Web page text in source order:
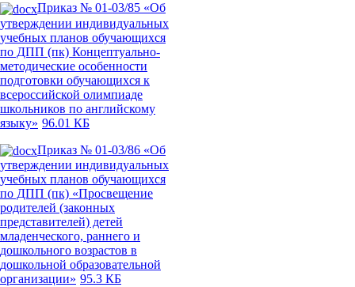
Приказ № 01-03/85 «Об
утверждении индивидуальных
учебных планов обучающихся
по ДПП (пк) Концептуально-
методические особенности
подготовки обучающихся к
всероссийской олимпиаде
школьников по английскому
языку» 96.01 КБ
Приказ № 01-03/86 «Об
утверждении индивидуальных
учебных планов обучающихся
по ДПП (пк) «Просвещение
родителей (законных
представителей) детей
младенческого, раннего и
дошкольного возрастов в
дошкольной образовательной
организации» 95.3 КБ